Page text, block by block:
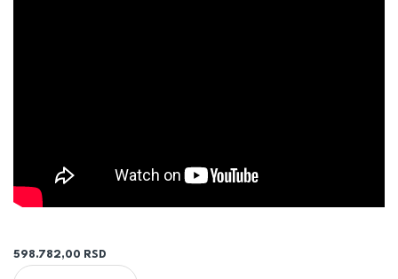
598.782,00 RSD
TOPLOTNA PUMPA16KW (AHW-160HEDS1 + AHM-160HEDSAA ) -